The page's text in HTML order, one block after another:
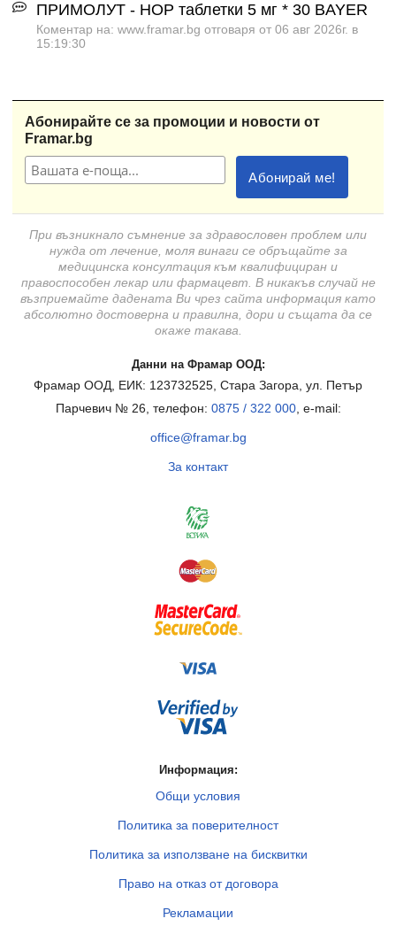
ПРИМОЛУТ - НОР таблетки 5 мг * 30 BAYER
Коментар на: www.framar.bg отговаря от 06 авг 2026г. в
15:19:30
Абонирайте се за промоции и новости от
Framar.bg
При възникнало съмнение за здравословен проблем или
нужда от лечение, моля винаги се обръщайте за
медицинска консултация към квалифициран и
правоспособен лекар или фармацевт. В никакъв случай не
възприемайте дадената Ви чрез сайта информация като
абсолютно достоверна и правилна, дори и същата да се
окаже такава.
Данни на Фрамар ООД:
Фрамар ООД, ЕИК: 123732525, Стара Загора, ул. Петър
Парчевич № 26, телефон: 0875 / 322 000, e-mail:
office@framar.bg
За контакт
Информация:
Общи условия
Политика за поверителност
Политика за използване на бисквитки
Право на отказ от договора
Рекламации